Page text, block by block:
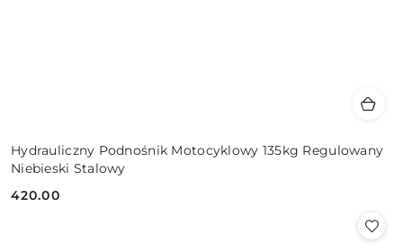
Hydrauliczny Podnośnik Motocyklowy 135kg Regulowany
Niebieski Stalowy
Cena:
420.00